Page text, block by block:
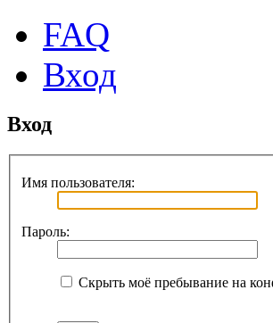
FAQ
Вход
Вход
Имя пользователя:
Пароль:
Скрыть моё пребывание на